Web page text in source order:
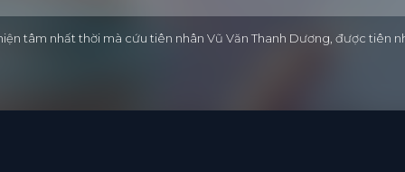
tâm nhất thời mà cứu tiên nhân Vũ Văn Thanh Dương, được tiên